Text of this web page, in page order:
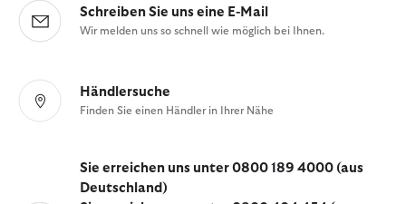
Schreiben Sie uns eine E-Mail
Wir melden uns so schnell wie möglich bei Ihnen.
Händlersuche
Finden Sie einen Händler in Ihrer Nähe
Sie erreichen uns unter 0800 189 4000 (aus
Deutschland)